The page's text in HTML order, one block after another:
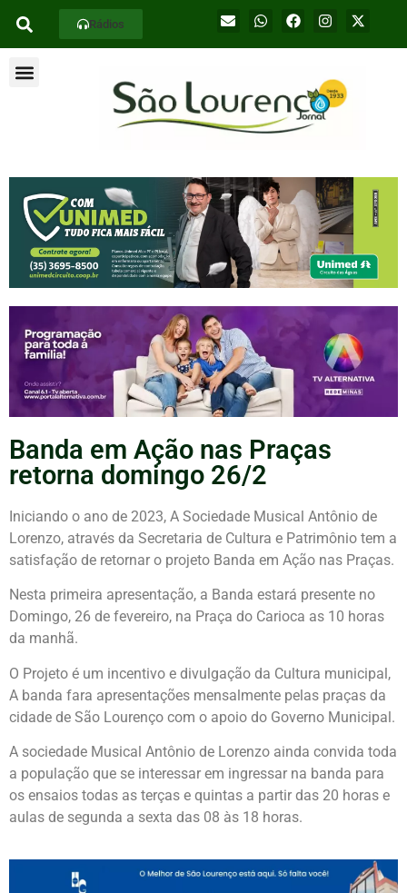
Rádios
Banda em Ação nas Praças
retorna domingo 26/2
Iniciando o ano de 2023, A Sociedade Musical Antônio de
Lorenzo, através da Secretaria de Cultura e Patrimônio tem a
satisfação de retornar o projeto Banda em Ação nas Praças.
Nesta primeira apresentação, a Banda estará presente no
Domingo, 26 de fevereiro, na Praça do Carioca as 10 horas
da manhã.
O Projeto é um incentivo e divulgação da Cultura municipal,
A banda fara apresentações mensalmente pelas praças da
cidade de São Lourenço com o apoio do Governo Municipal.
A sociedade Musical Antônio de Lorenzo ainda convida toda
a população que se interessar em ingressar na banda para
os ensaios todas as terças e quintas a partir das 20 horas e
aulas de segunda a sexta das 08 às 18 horas.